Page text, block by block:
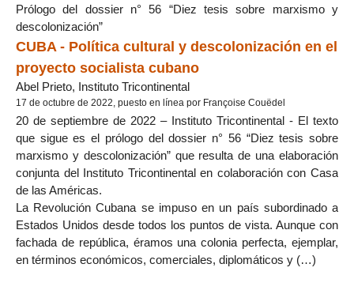
Prólogo del dossier n° 56 “Diez tesis sobre marxismo y
descolonización”
CUBA - Política cultural y descolonización en el
proyecto socialista cubano
Abel Prieto, Instituto Tricontinental
17 de octubre de 2022, puesto en línea por Françoise Couëdel
20 de septiembre de 2022 – Instituto Tricontinental - El texto
que sigue es el prólogo del dossier n° 56 “Diez tesis sobre
marxismo y descolonización” que resulta de una elaboración
conjunta del Instituto Tricontinental en colaboración con Casa
de las Américas.
La Revolución Cubana se impuso en un país subordinado a
Estados Unidos desde todos los puntos de vista. Aunque con
fachada de república, éramos una colonia perfecta, ejemplar,
en términos económicos, comerciales, diplomáticos y (…)